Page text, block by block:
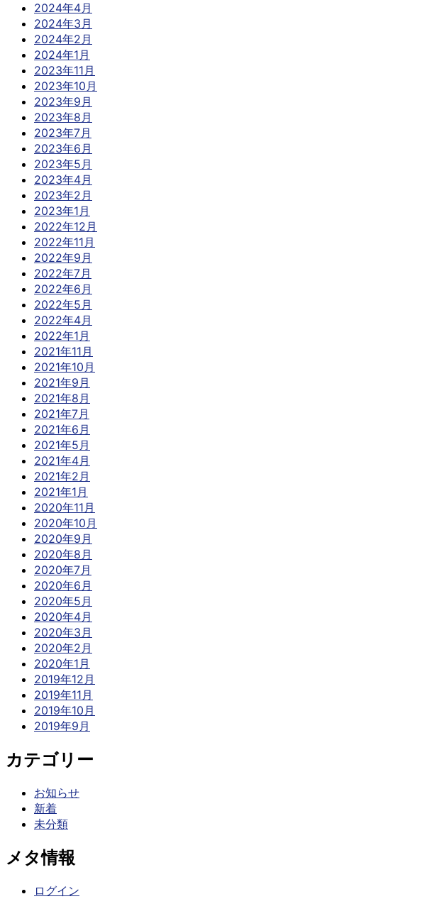
2024年4月
2024年3月
2024年2月
2024年1月
2023年11月
2023年10月
2023年9月
2023年8月
2023年7月
2023年6月
2023年5月
2023年4月
2023年2月
2023年1月
2022年12月
2022年11月
2022年9月
2022年7月
2022年6月
2022年5月
2022年4月
2022年1月
2021年11月
2021年10月
2021年9月
2021年8月
2021年7月
2021年6月
2021年5月
2021年4月
2021年2月
2021年1月
2020年11月
2020年10月
2020年9月
2020年8月
2020年7月
2020年6月
2020年5月
2020年4月
2020年3月
2020年2月
2020年1月
2019年12月
2019年11月
2019年10月
2019年9月
カテゴリー
お知らせ
新着
未分類
メタ情報
ログイン